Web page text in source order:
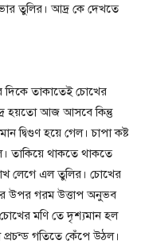
তুলির। আদ্র কে দেখতে
দিকে তাকাতেই চোখের
হয়তো আজ আসবে কিন্তু
দ্বিগুণ হয়ে গেল। চাপা কষ্ট
তাকিয়ে থাকতে থাকতে
লেগে এল তুলির। চোখের
উপর গরম উত্তাপ অনুভব
মণি তে দৃশ্যমান হল
প্রচন্ড গতিতে কেঁপে উঠল।